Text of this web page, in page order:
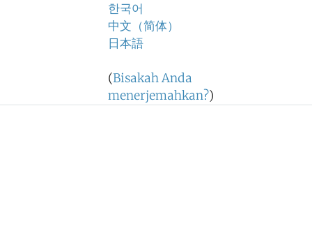
한국어
中文（简体）
日本語
(Bisakah Anda
menerjemahkan?)